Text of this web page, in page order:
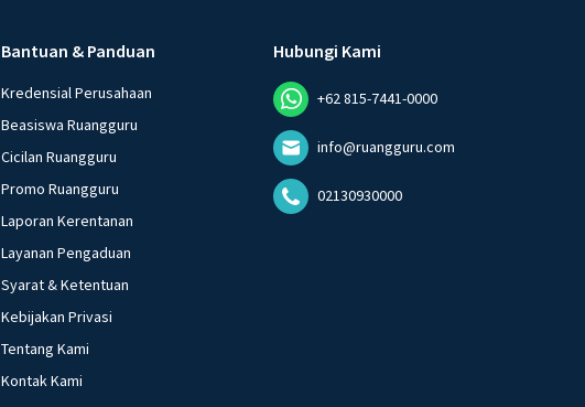
Bantuan & Panduan
Kredensial Perusahaan
Beasiswa Ruangguru
Cicilan Ruangguru
Promo Ruangguru
Laporan Kerentanan
Layanan Pengaduan
Syarat & Ketentuan
Kebijakan Privasi
Tentang Kami
Kontak Kami
Hubungi Kami
+62 815-7441-0000
info@ruangguru.com
02130930000